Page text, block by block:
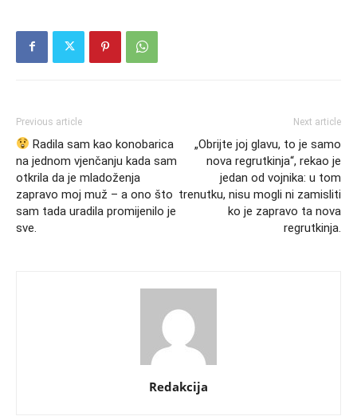
Previous article
Radila sam kao konobarica
na jednom vjenčanju kada sam
otkrila da je mladoženja
zapravo moj muž – a ono što
sam tada uradila promijenilo je
sve.
Next article
„Obrijte joj glavu, to je samo
nova regrutkinja“, rekao je
jedan od vojnika: u tom
trenutku, nisu mogli ni zamisliti
ko je zapravo ta nova
regrutkinja.
Redakcija